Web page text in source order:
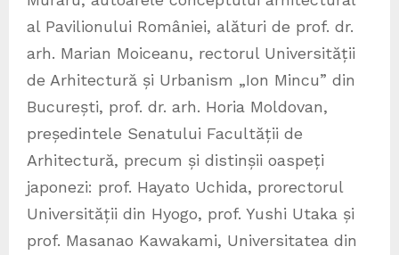
al Pavilionului României, alături de prof. dr.
arh. Marian Moiceanu, rectorul Universității
de Arhitectură și Urbanism „Ion Mincu” din
București, prof. dr. arh. Horia Moldovan,
președintele Senatului Facultății de
Arhitectură, precum și distinșii oaspeți
japonezi: prof. Hayato Uchida, prorectorul
Universității din Hyogo, prof. Yushi Utaka și
prof. Masanao Kawakami, Universitatea din